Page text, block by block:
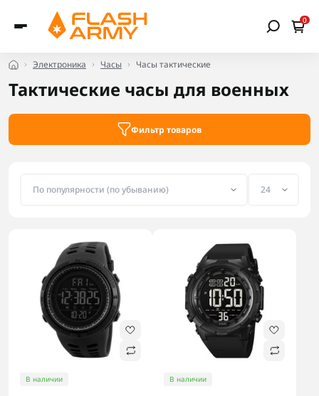
0
Электроника Часы Часы тактические
Тактические часы для военных
Фильтр товаров
В наличии В наличии